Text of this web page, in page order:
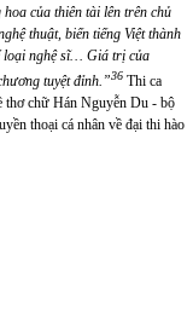
của thiên tài lên trên chủ
thuật, biến tiếng Việt thành
loại nghệ sĩ… Giá trị của
tuyệt đỉnh.”36 Thi ca
thơ chữ Hán Nguyễn Du - bộ
thoại cá nhân về đại thi hào